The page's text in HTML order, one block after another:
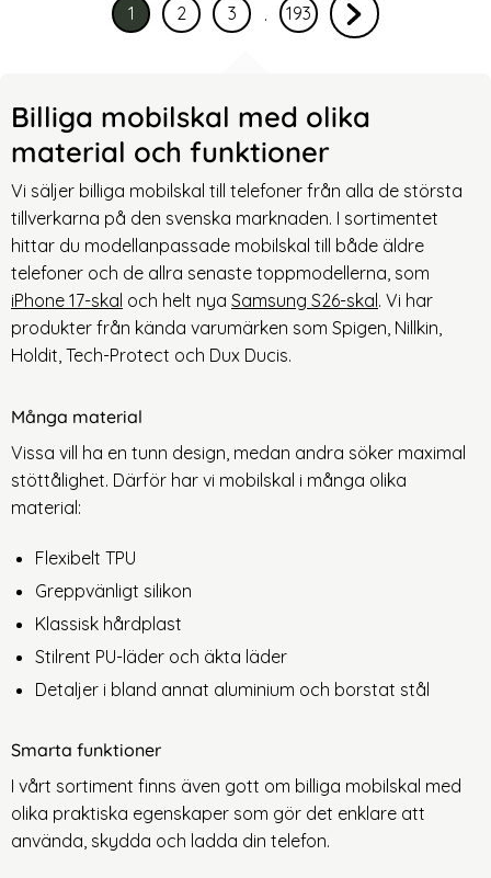
Nuvarande sida, sidan
1
av 193Gå till sidan
2
av 193Gå till sidan
3
av 193
. Hoppar över sidorna 4 till
Gå till sidan
193
av 193 Gå till nästa sida
Billiga mobilskal med olika
material och funktioner
Vi säljer billiga mobilskal till telefoner från alla de största
tillverkarna på den svenska marknaden. I sortimentet
hittar du modellanpassade mobilskal till både äldre
telefoner och de allra senaste toppmodellerna, som
iPhone 17-skal och helt nya Samsung S26-skal. Vi har
produkter från kända varumärken som Spigen, Nillkin,
Holdit, Tech-Protect och Dux Ducis.
Många material
Vissa vill ha en tunn design, medan andra söker maximal
stöttålighet. Därför har vi mobilskal i många olika
material:
Flexibelt TPU
Greppvänligt silikon
Klassisk hårdplast
Stilrent PU-läder och äkta läder
Detaljer i bland annat aluminium och borstat stål
Smarta funktioner
I vårt sortiment finns även gott om billiga mobilskal med
olika praktiska egenskaper som gör det enklare att
använda, skydda och ladda din telefon.